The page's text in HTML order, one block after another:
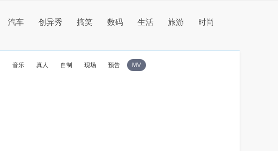
汽车 创异秀 搞笑 数码 生活 旅游
时尚
音乐 真人 自制 现场 预告 MV